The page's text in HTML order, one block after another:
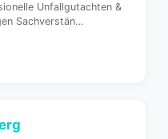
Unfallgutachten &
Sachverstän…